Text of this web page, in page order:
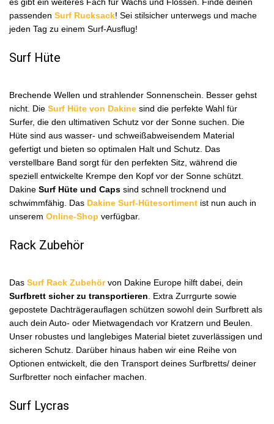
es gibt ein weiteres Fach für Wachs und Flossen. Finde deinen
passenden Surf Rucksack! Sei stilsicher unterwegs und mache
jeden Tag zu einem Surf-Ausflug!
Surf Hüte
Brechende Wellen und strahlender Sonnenschein. Besser gehst
nicht. Die Surf Hüte von Dakine sind die perfekte Wahl für
Surfer, die den ultimativen Schutz vor der Sonne suchen. Die
Hüte sind aus wasser- und schweißabweisendem Material
gefertigt und bieten so optimalen Halt und Schutz. Das
verstellbare Band sorgt für den perfekten Sitz, während die
speziell entwickelte Krempe den Kopf vor der Sonne schützt.
Dakine Surf Hüte und Caps sind schnell trocknend und
schwimmfähig. Das Dakine Surf-Hütesortiment ist nun auch in
unserem Online-Shop verfügbar.
Rack Zubehör
Das Surf Rack Zubehörvon Dakine Europe hilft dabei, dein
Surfbrett sicher zu transportieren. Extra Zurrgurte sowie
gepostete Dachträgerauflagen schützen sowohl dein Surfbrett als
auch dein Auto- oder Mietwagendach vor Kratzern und Beulen.
Unser robustes und langlebiges Material bietet zuverlässigen und
sicheren Schutz. Darüber hinaus haben wir eine Reihe von
Optionen entwickelt, die den Transport deines Surfbretts/ deiner
Surfbretter noch einfacher machen.
Surf Lycras